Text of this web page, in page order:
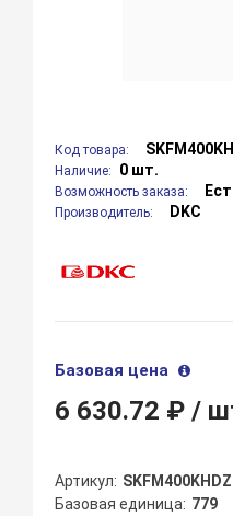
Код товара:
Наличие: 0 шт.
Возможность заказа:
Производитель: DKC
Базовая цена
6 630.72 ₽/
Артикул
SKFM400KHDZ
Базовая единица 779